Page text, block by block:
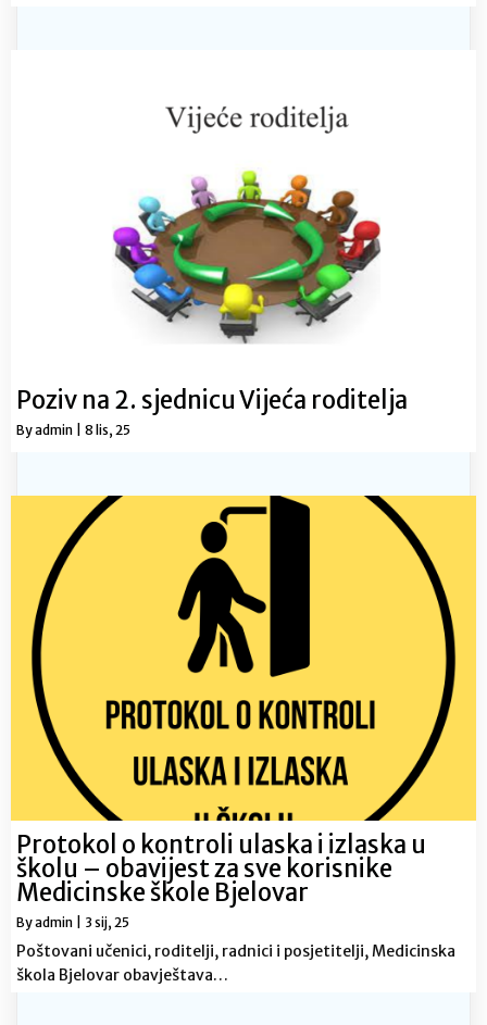
Poziv na 2. sjednicu Vijeća roditelja
Byadmin 8 lis, 25
Protokol o kontroli ulaska i izlaska u
školu – obavijest za sve korisnike
Medicinske škole Bjelovar
Byadmin 3 sij, 25
Poštovani učenici, roditelji, radnici i posjetitelji, Medicinska
škola Bjelovar obavještava…